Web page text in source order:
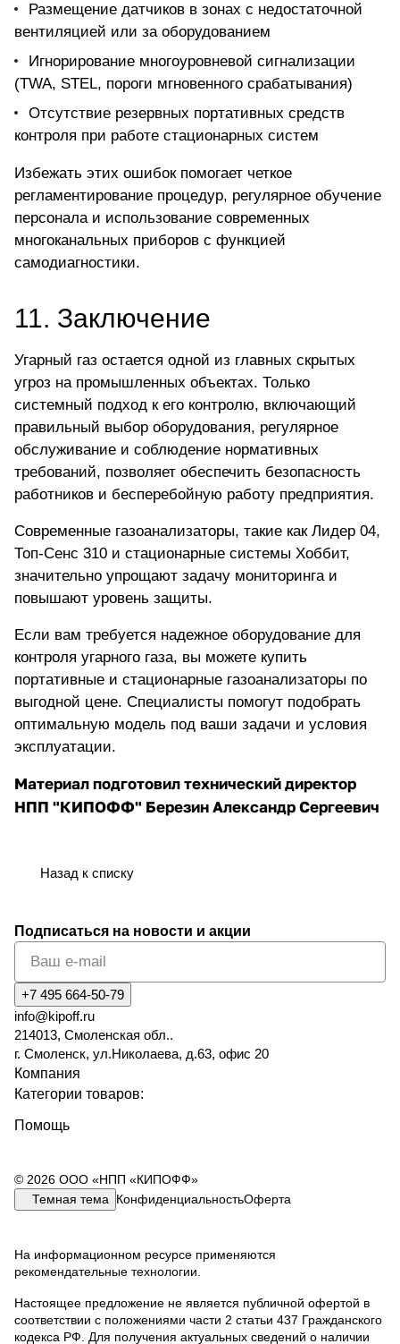
Размещение датчиков в зонах с недостаточной
вентиляцией или за оборудованием
Игнорирование многоуровневой сигнализации
(TWA, STEL, пороги мгновенного срабатывания)
Отсутствие резервных портативных средств
контроля при работе стационарных систем
Избежать этих ошибок помогает четкое
регламентирование процедур, регулярное обучение
персонала и использование современных
многоканальных приборов с функцией
самодиагностики.
11. Заключение
Угарный газ остается одной из главных скрытых
угроз на промышленных объектах. Только
системный подход к его контролю, включающий
правильный выбор оборудования, регулярное
обслуживание и соблюдение нормативных
требований, позволяет обеспечить безопасность
работников и бесперебойную работу предприятия.
Современные газоанализаторы, такие как Лидер 04,
Топ-Сенс 310 и стационарные системы Хоббит,
значительно упрощают задачу мониторинга и
повышают уровень защиты.
Если вам требуется надежное оборудование для
контроля угарного газа, вы можете купить
портативные и стационарные газоанализаторы по
выгодной цене. Специалисты помогут подобрать
оптимальную модель под ваши задачи и условия
эксплуатации.
Материал подготовил технический директор
НПП "КИПОФФ" Березин Александр Сергеевич
Назад к списку
Подписаться на новости и акции
+7 495 664-50-79
info@kipoff.ru
214013, Смоленская обл..
г. Смоленск, ул.Николаева, д.63, офис 20
Компания
Категории товаров:
Помощь
© 2026 ООО «НПП «КИПОФФ»
Темная тема
КонфиденциальностьОферта
На информационном ресурсе применяются
рекомендательные технологии
Настоящее предложение не является публичной офертой в
соответствии с положениями части 2 статьи 437 Гражданского
кодекса РФ. Для получения актуальных сведений о наличии